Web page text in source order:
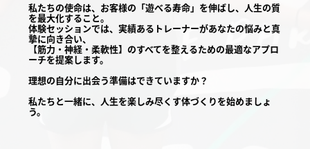
私たちの使命は、お客様の「遊べる寿命」を伸ばし、人生の質
を最大化すること。
体験セッションでは、実績あるトレーナーがあなたの悩みと真
摯に向き合い、
【筋力・神経・柔軟性】のすべてを整えるための最適なアプロ
ーチを提案します。
理想の自分に出会う準備はできていますか？
私たちと一緒に、人生を楽しみ尽くす体づくりを始めましょ
う。